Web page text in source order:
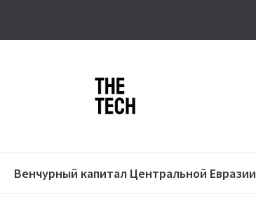
Венчурный капитал Центральной Евразии